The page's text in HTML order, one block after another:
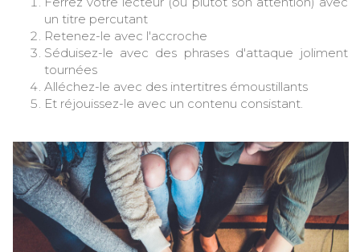
un titre percutant
Retenez-le avec l'accroche
Séduisez-le avec des phrases d'attaque joliment
tournées
Alléchez-le avec des intertitres émoustillants
Et réjouissez-le avec un contenu consistant.